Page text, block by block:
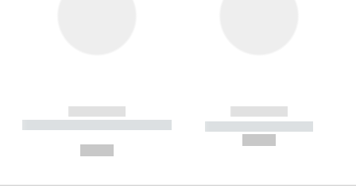
------------
----------- ----------- --------
------------
----------- -----------